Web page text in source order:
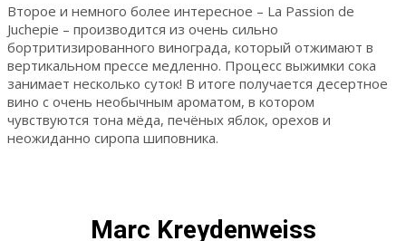
Второе и немного более интересное – La Passion de
Juchepie – производится из очень сильно
бортритизированного винограда, который отжимают в
вертикальном прессе медленно. Процесс выжимки сока
занимает несколько суток! В итоге получается десертное
вино с очень необычным ароматом, в котором
чувствуются тона мёда, печёных яблок, орехов и
неожиданно сиропа шиповника.
Marc Kreydenweiss